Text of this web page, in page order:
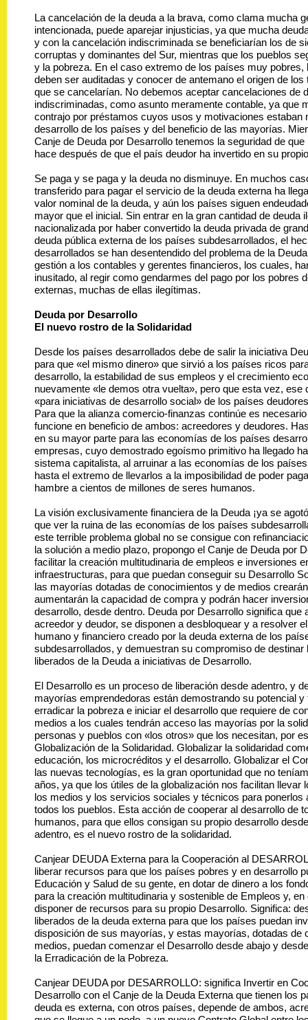
La cancelación de la deuda a la brava, como clama mucha
intencionada, puede aparejar injusticias, ya que mucha
y con la cancelación indiscriminada se beneficiarían los de
corruptas y dominantes del Sur, mientras que los pueblos
y la pobreza. En el caso extremo de los países muy pobres,
deben ser auditadas y conocer de antemano el origen de los
que se cancelarían. No debemos aceptar cancelaciones de
indiscriminadas, como asunto meramente contable, ya que
contrajo por préstamos cuyos usos y motivaciones estaban
desarrollo de los países y del beneficio de las mayorías.
Canje de Deuda por Desarrollo tenemos la seguridad de
hace después de que el país deudor ha invertido en su
Se paga y se paga y la deuda no disminuye. En muchos
transferido para pagar el servicio de la deuda externa ha
valor nominal de la deuda, y aún los países siguen
mayor que el inicial. Sin entrar en la gran cantidad de deuda
nacionalizada por haber convertido la deuda privada de
deuda pública externa de los países subdesarrollados, el
desarrollados se han desentendido del problema de la
gestión a los contables y gerentes financieros, los cuales,
inusitado, al regir como gendarmes del pago por los pobres
externas, muchas de ellas ilegítimas.
Deuda por Desarrollo
El nuevo rostro de la Solidaridad
Desde los países desarrollados debe de salir la iniciativa
para que «el mismo dinero» que sirvió a los países ricos
desarrollo, la estabilidad de sus empleos y el crecimiento
nuevamente «le demos otra vuelta», pero que esta vez, ese
«para iniciativas de desarrollo social» de los países
Para que la alianza comercio-finanzas continúe es
funcione en beneficio de ambos: acreedores y deudores.
en su mayor parte para las economías de los países
empresas, cuyo demostrado egoísmo primitivo ha llegado
sistema capitalista, al arruinar a las economías de los
hasta el extremo de llevarlos a la imposibilidad de poder
hambre a cientos de millones de seres humanos.
La visión exclusivamente financiera de la Deuda ¡ya se
que ver la ruina de las economías de los países
este terrible problema global no se consigue con
la solución a medio plazo, propongo el Canje de Deuda por
facilitar la creación multitudinaria de empleos e inversiones
infraestructuras, para que puedan conseguir su Desarrollo
las mayorías dotadas de conocimientos y de medios
aumentarán la capacidad de compra y podrán hacer
desarrollo, desde dentro. Deuda por Desarrollo significa que
acreedor y deudor, se disponen a desbloquear y a resolver
humano y financiero creado por la deuda externa de los
subdesarrollados, y demuestran su compromiso de destinar
liberados de la Deuda a iniciativas de Desarrollo.
El Desarrollo es un proceso de liberación desde adentro, y
mayorías emprendedoras están demostrando su potencial y
erradicar la pobreza e iniciar el desarrollo que requiere de
medios a los cuales tendrán acceso las mayorías por la
personas y pueblos con «los otros» que los necesitan, por
Globalización de la Solidaridad. Globalizar la solidaridad
educación, los microcréditos y el desarrollo. Globalizar el
las nuevas tecnologías, es la gran oportunidad que no
años, ya que los útiles de la globalización nos facilitan llevar
los medios y los servicios sociales y técnicos para ponerlos
todos los pueblos. Esta acción de cooperar al desarrollo de
humanos, para que ellos consigan su propio desarrollo
adentro, es el nuevo rostro de la solidaridad.
Canjear DEUDA Externa para la Cooperación al
liberar recursos para que los países pobres y en desarrollo
Educación y Salud de su gente, en dotar de dinero a los
para la creación multitudinaria y sostenible de Empleos y, en
disponer de recursos para su propio Desarrollo. Significa:
liberados de la deuda externa para que los países puedan
disposición de sus mayorías, y estas mayorías, dotadas de
medios, puedan comenzar el Desarrollo desde abajo y
la Erradicación de la Pobreza.
Canjear DEUDA por DESARROLLO: significa Invertir en
Desarrollo con el Canje de la Deuda Externa que tienen los
deuda es externa, con otros países, depende de ambos,